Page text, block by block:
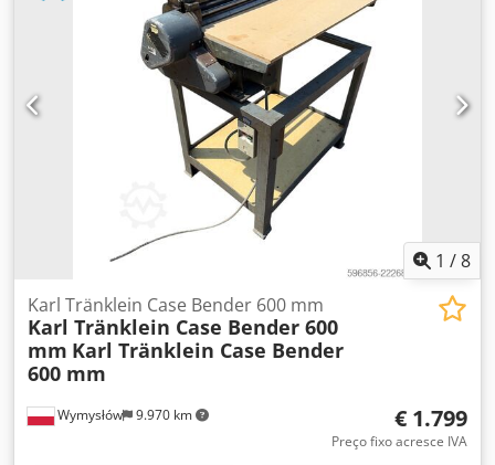
1 /8
Wymysłów 9.970 km
Karl Tränklein Case Bender 600 mm
Karl Tränklein Case Bender 600
mm Karl Tränklein Case Bender
600 mm
€ 1.799
Preço fixo acresce IVA